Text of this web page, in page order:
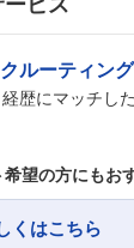
ルーティング
歴にマッチし
望の方にもお
くはこちら